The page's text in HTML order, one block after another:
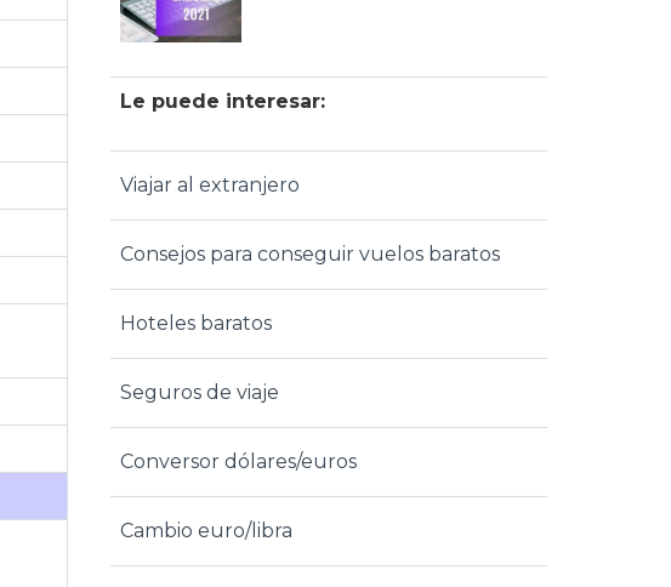
Le puede interesar:
Viajar al extranjero
Consejos para conseguir vuelos baratos
Hoteles baratos
Seguros de viaje
Conversor dólares/euros
Cambio euro/libra